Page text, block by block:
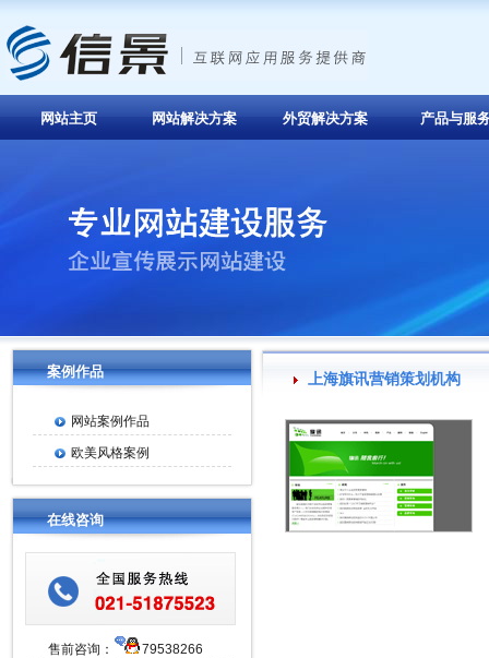
网站主页 网站解决方案 外贸解决方案 产品与服
案例作品
网站案例作品
欧美风格案例
在线咨询
售前咨询：
79538266
上海旗讯营销策划机构